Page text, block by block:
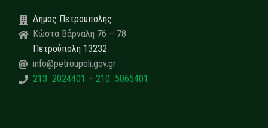
Δήμος Πετρούπολης
Κώστα Βάρναλη 76 – 78
Πετρούπολη 13232
info@petroupoli.gov.gr
213 2024401 – 210 5065401